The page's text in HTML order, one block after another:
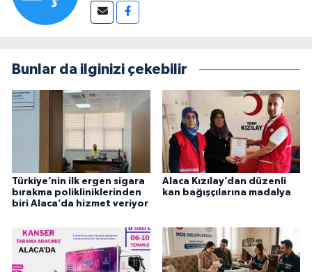
Bunlar da ilginizi çekebilir
Türkiye’nin ilk ergen sigara
bırakma polikliniklerinden
biri Alaca’da hizmet veriyor
Alaca Kızılay’dan düzenli
kan bağışçılarına madalya